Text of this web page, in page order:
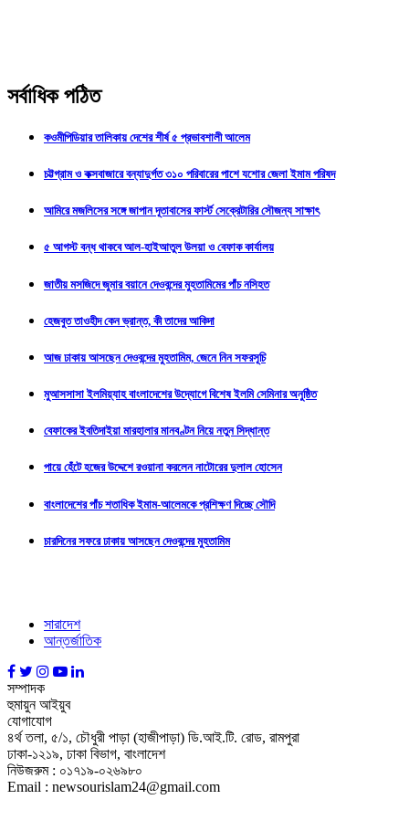
সর্বাধিক পঠিত
কওমীপিডিয়ার তালিকায় দেশের শীর্ষ ৫ প্রভাবশালী আলেম
চট্টগ্রাম ও কক্সবাজারে বন্যাদুর্গত ৩১০ পরিবারের পাশে যশোর জেলা ইমাম পরিষদ
আমিরে মজলিসের সঙ্গে জাপান দূতাবাসের ফার্স্ট সেক্রেটারির সৌজন্য সাক্ষাৎ
৫ আগস্ট বন্ধ থাকবে আল-হাইআতুল উলয়া ও বেফাক কার্যালয়
জাতীয় মসজিদে জুমার বয়ানে দেওবন্দের মুহতামিমের পাঁচ নসিহত
হেজবুত তাওহীদ কেন ভ্রান্ত, কী তাদের আকিদা
আজ ঢাকায় আসছেন দেওবন্দের মুহতামিম, জেনে নিন সফরসূচি
মুআসসাসা ইলমিয়্যাহ বাংলাদেশের উদ্যোগে বিশেষ ইলমি সেমিনার অনুষ্ঠিত
বেফাকের ইবতিদাইয়া মারহালার মানবণ্টন নিয়ে নতুন সিদ্ধান্ত
পায়ে হেঁটে হজের উদ্দেশে রওয়ানা করলেন নাটোরের দুলাল হোসেন
বাংলাদেশের পাঁচ শতাধিক ইমাম-আলেমকে প্রশিক্ষণ দিচ্ছে সৌদি
চারদিনের সফরে ঢাকায় আসছেন দেওবন্দের মুহতামিম
সারাদেশ
আন্তর্জাতিক
সম্পাদক
হুমায়ুন আইয়ুব
যোগাযোগ
৪র্থ তলা, ৫/১, চৌধুরী পাড়া (হাজীপাড়া) ডি.আই.টি. রোড, রামপুরা
ঢাকা-১২১৯, ঢাকা বিভাগ, বাংলাদেশ
নিউজরুম : ০১৭১৯-০২৬৯৮০
Email : newsourislam24@gmail.com